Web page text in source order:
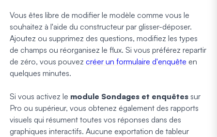
Vous êtes libre de modifier le modèle comme vous le
souhaitez à l'aide du constructeur par glisser-déposer.
Ajoutez ou supprimez des questions, modifiez les types
de champs ou réorganisez le flux. Si vous préférez repartir
de zéro, vous pouvez créer un formulaire d'enquête en
quelques minutes.
Si vous activez le module Sondages et enquêtes sur
Pro ou supérieur, vous obtenez également des rapports
visuels qui résument toutes vos réponses dans des
graphiques interactifs. Aucune exportation de tableur